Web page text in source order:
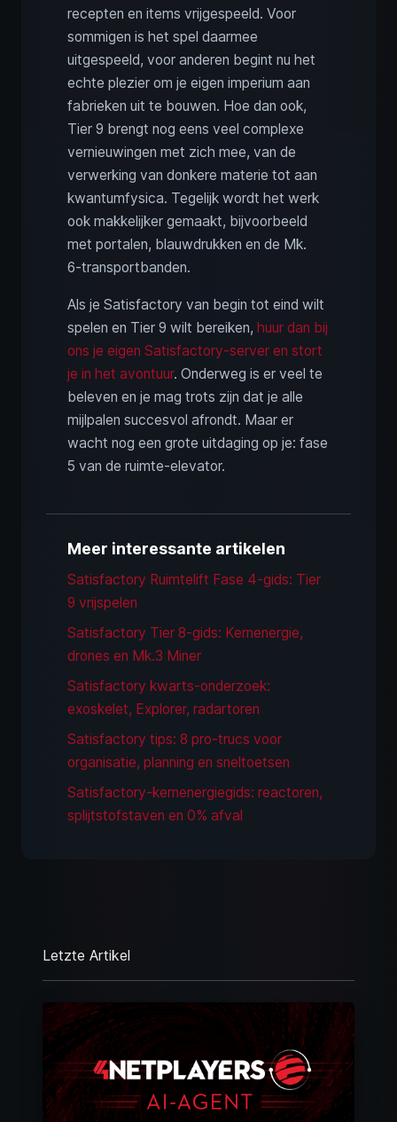
recepten en items vrijgespeeld. Voor
sommigen is het spel daarmee
uitgespeeld, voor anderen begint nu het
echte plezier om je eigen imperium aan
fabrieken uit te bouwen. Hoe dan ook,
Tier 9 brengt nog eens veel complexe
vernieuwingen met zich mee, van de
verwerking van donkere materie tot aan
kwantumfysica. Tegelijk wordt het werk
ook makkelijker gemaakt, bijvoorbeeld
met portalen, blauwdrukken en de Mk.
6‑transportbanden.
Als je Satisfactory van begin tot eind wilt
spelen en Tier 9 wilt bereiken, huur dan bij
ons je eigen Satisfactory-server en stort
je in het avontuur. Onderweg is er veel te
beleven en je mag trots zijn dat je alle
mijlpalen succesvol afrondt. Maar er
wacht nog een grote uitdaging op je: fase
5 van de ruimte-elevator.
Meer interessante artikelen
Satisfactory Ruimtelift Fase 4-gids: Tier
9 vrijspelen
Satisfactory Tier 8-gids: Kernenergie,
drones en Mk.3 Miner
Satisfactory kwarts-onderzoek:
exoskelet, Explorer, radartoren
Satisfactory tips: 8 pro-trucs voor
organisatie, planning en sneltoetsen
Satisfactory-kernenergiegids: reactoren,
splijtstofstaven en 0% afval
Letzte Artikel